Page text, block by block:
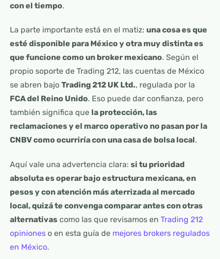
con el tiempo.
La parte importante está en el matiz: una cosa es que
esté disponible para México y otra muy distinta es
que funcione como un broker mexicano. Según el
propio soporte de Trading 212, las cuentas de México
se abren bajo Trading 212 UK Ltd., regulada por la
FCA del Reino Unido. Eso puede dar confianza, pero
también significa que la protección, las
reclamaciones y el marco operativo no pasan por la
CNBV como ocurriría con una casa de bolsa local.
Aquí vale una advertencia clara: si tu prioridad
absoluta es operar bajo estructura mexicana, en
pesos y con atención más aterrizada al mercado
local, quizá te convenga comparar antes con otras
alternativas como las que revisamos en Trading 212
opiniones o en esta guía de mejores brokers regulados
en México.